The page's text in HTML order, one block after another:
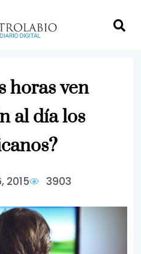
horas ven
al día los
2015 3903